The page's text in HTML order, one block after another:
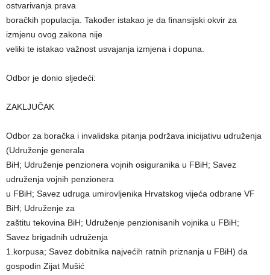
ostvarivanja prava
boračkih populacija. Također istakao je da finansijski okvir za
izmjenu ovog zakona nije
veliki te istakao važnost usvajanja izmjena i dopuna.
Odbor je donio sljedeći:
ZAKLJUČAK
Odbor za boračka i invalidska pitanja podržava inicijativu udruženja
(Udruženje generala
BiH; Udruženje penzionera vojnih osiguranika u FBiH; Savez
udruženja vojnih penzionera
u FBiH; Savez udruga umirovljenika Hrvatskog vijeća odbrane VF
BiH; Udruženje za
zaštitu tekovina BiH; Udruženje penzionisanih vojnika u FBiH;
Savez brigadnih udruženja
1.korpusa; Savez dobitnika najvećih ratnih priznanja u FBiH) da
gospodin Zijat Mušić